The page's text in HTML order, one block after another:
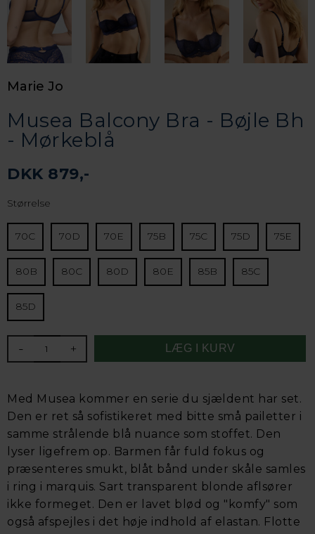
Marie Jo
Musea Balcony Bra - Bøjle Bh
- Mørkeblå
DKK 879,-
Størrelse
70C 70D 70E 75B 75C 75D 75E
80B 80C 80D 80E 85B 85C
85D
- +
Med Musea kommer en serie du sjældent har set.
Den er ret så sofistikeret med bitte små pailetter i
samme strålende blå nuance som stoffet. Den
lyser ligefrem op. Barmen får fuld fokus og
præsenteres smukt, blåt bånd under skåle samles
i ring i marquis. Sart transparent blonde aflsører
ikke formeget. Den er lavet blød og "komfy" som
også afspejles i det høje indhold af elastan. Flotte